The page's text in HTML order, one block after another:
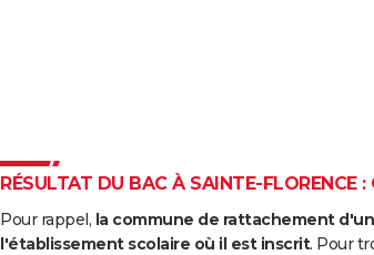
RÉSULTAT DU BAC À SAINTE-FLORENCE
Pour rappel, la commune de rattachement
l'établissement scolaire où il est inscrit. Pour